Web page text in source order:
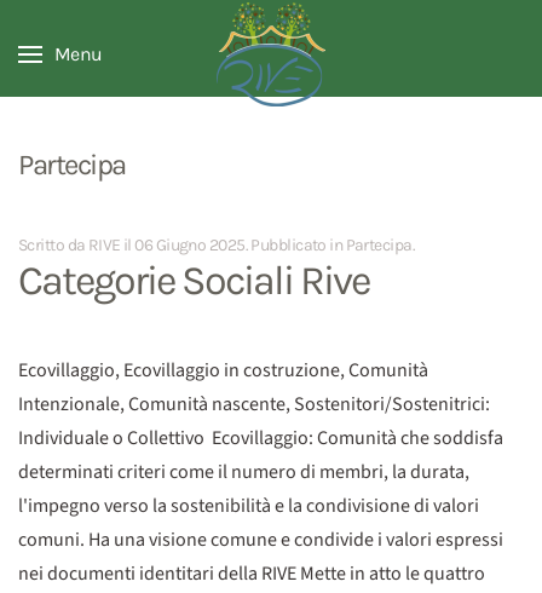
Menu
Partecipa
Scritto da RIVE il 06 Giugno 2025. Pubblicato in Partecipa.
Categorie Sociali Rive
Ecovillaggio, Ecovillaggio in costruzione, Comunità
Intenzionale, Comunità nascente, Sostenitori/Sostenitrici:
Individuale o Collettivo Ecovillaggio: Comunità che soddisfa
determinati criteri come il numero di membri, la durata,
l'impegno verso la sostenibilità e la condivisione di valori
comuni. Ha una visione comune e condivide i valori espressi
nei documenti identitari della RIVE Mette in atto le quattro